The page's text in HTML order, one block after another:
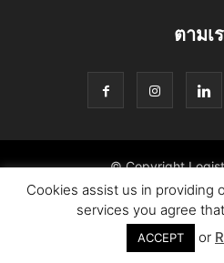
ตามเ
© Copyright
Cookies assist us in providing
services you agree
ACCEPT or